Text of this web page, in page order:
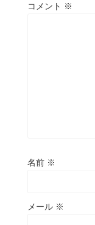
コメント ※
名前 ※
メール ※